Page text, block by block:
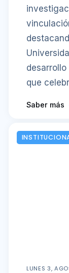
que
Saber más
LUNES 3,